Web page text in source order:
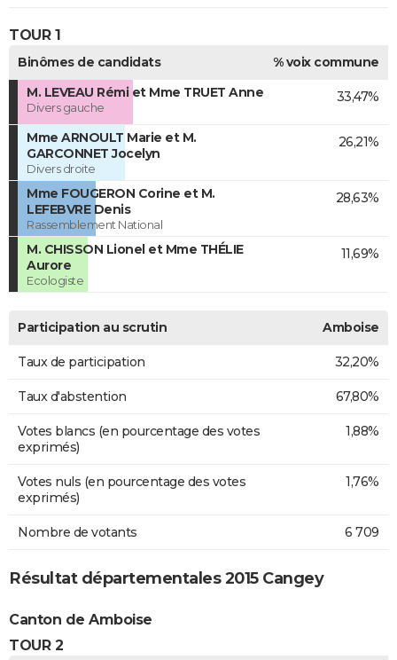
TOUR 1
Binômes de candidats
% voix commune
M. LEVEAU Rémi et Mme TRUET Anne
Divers gauche
33,47%
Mme ARNOULT Marie et M.
GARCONNET Jocelyn
Divers droite
26,21%
Mme FOUGERON Corine et M.
LEFEBVRE Denis
Rassemblement National
28,63%
M. CHISSON Lionel et Mme THÉLIE
Aurore
Ecologiste
11,69%
Participation au scrutin Amboise
Taux de participation 32,20%
Taux d'abstention 67,80%
Votes blancs (en pourcentage des votes
exprimés)
1,88%
Votes nuls (en pourcentage des votes
exprimés)
1,76%
Nombre de votants 6 709
Résultat départementales 2015 Cangey
Canton de Amboise
TOUR 2